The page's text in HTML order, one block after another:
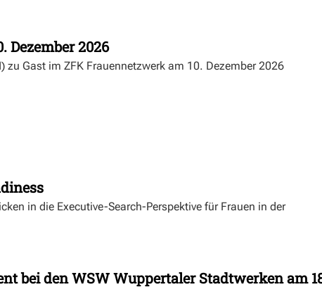
Dezember 2026
zu Gast im ZFK Frauennetzwerk am 10. Dezember 2026
in die Executive-Search-Perspektive für Frauen in der
bei den WSW Wuppertaler Stadtwerken am